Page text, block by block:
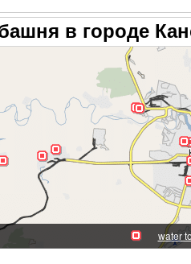
в городе